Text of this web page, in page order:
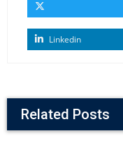
Linkedin
Related Posts